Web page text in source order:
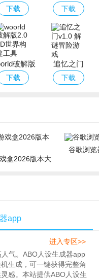
下载
版
下载
破解版
下载
追忆之门
下载
盒2026版本大
谷歌浏览
app
气。ABO人设生成器app
生成，可一键获得完整角
感。本站提供ABO人设生
进入专区>>